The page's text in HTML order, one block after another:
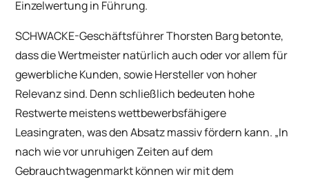
Einzelwertung in Führung.
SCHWACKE-Geschäftsführer Thorsten Barg betonte,
dass die Wertmeister natürlich auch oder vor allem für
gewerbliche Kunden, sowie Hersteller von hoher
Relevanz sind. Denn schließlich bedeuten hohe
Restwerte meistens wettbewerbsfähigere
Leasingraten, was den Absatz massiv fördern kann. „In
nach wie vor unruhigen Zeiten auf dem
Gebrauchtwagenmarkt können wir mit dem